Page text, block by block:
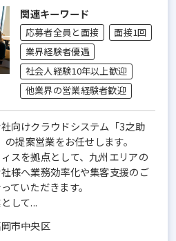
関連キーワード
応募者全員と面接
面接1回
業界経験者優遇
社会人経験10年以上歓迎
他業界の営業経験者歓迎
向けクラウドシステム「3之助
の提案営業をお任せします。
スを拠点として、九州エリアの
様へ業務効率化や集客支援のご
ていただきます。
して...
市中央区